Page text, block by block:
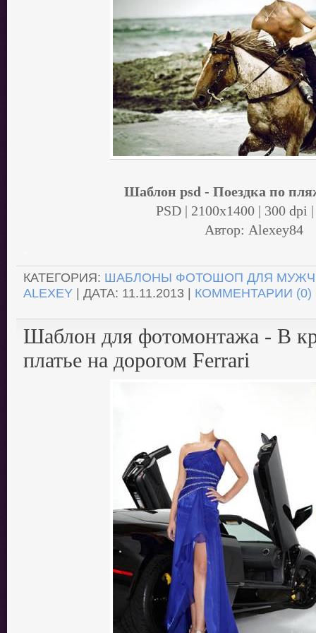
Шаблон psd - Поездка по
PSD | 2100x1400 | 300 dpi
Автор: Alexey84
КАТЕГОРИЯ: ШАБЛОНЫ ФОТОШОП ДЛЯ
ALEXEY | ДАТА: 11.11.2013 | КОММЕНТАРИИ (0)
Шаблон для фотомонтажа - В
платье на дорогом Ferrari